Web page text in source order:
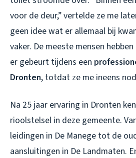
voor de deur,” vertelde ze me
geen idee wat er allemaal bij
vaker. De meeste mensen
er gebeurt tijdens een
Dronten, totdat ze me ineens
Na 25 jaar ervaring in Dronten
rioolstelsel in deze gemeente.
leidingen in De Manege tot de
aansluitingen in De Landmaten.